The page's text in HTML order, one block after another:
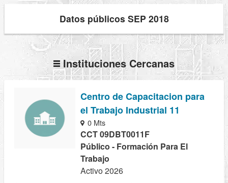
Datos públicos SEP 2018
Instituciones Cercanas
Centro de Capacitacion para
el Trabajo Industrial 11
0 Mts
CCT 09DBT0011F
Público - Formación Para El
Trabajo
Activo 2026